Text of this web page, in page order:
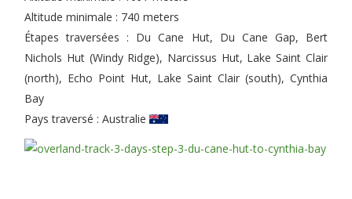
Altitude minimale : 740 meters
Étapes traversées : Du Cane Hut, Du Cane Gap, Bert
Nichols Hut (Windy Ridge), Narcissus Hut, Lake Saint Clair
(north), Echo Point Hut, Lake Saint Clair (south), Cynthia
Bay
Pays traversé :Australie